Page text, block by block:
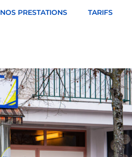
NOS PRESTATIONS TARIFS